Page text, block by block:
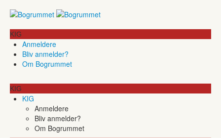
KIG
Anmeldere
Bliv anmelder?
Om Bogrummet
KIG
KIG
Anmeldere
Bliv anmelder?
Om Bogrummet